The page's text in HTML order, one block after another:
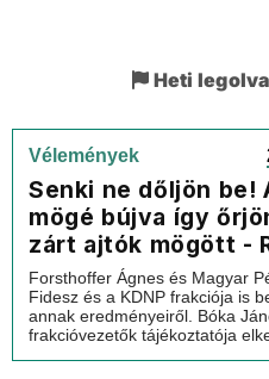
Heti
Vélemények
Senki ne dőljön be!
mögé bújva így
zárt ajtók mögött -
Forsthoffer Ágnes és Magyar
Fidesz és a KDNP frakciója is
annak eredményeiről. Bóka
frakcióvezetők tájékoztatója